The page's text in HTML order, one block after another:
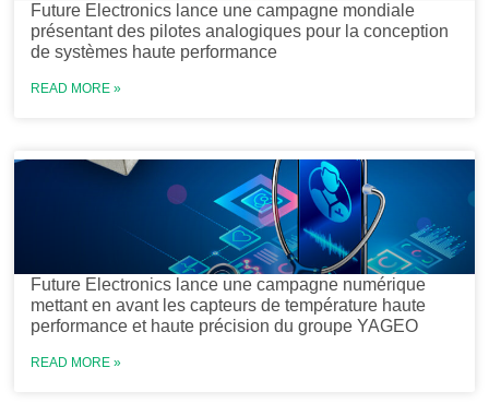
Future Electronics lance une campagne mondiale
présentant des pilotes analogiques pour la conception
de systèmes haute performance
READ MORE »
Future Electronics lance une campagne numérique
mettant en avant les capteurs de température haute
performance et haute précision du groupe YAGEO
READ MORE »